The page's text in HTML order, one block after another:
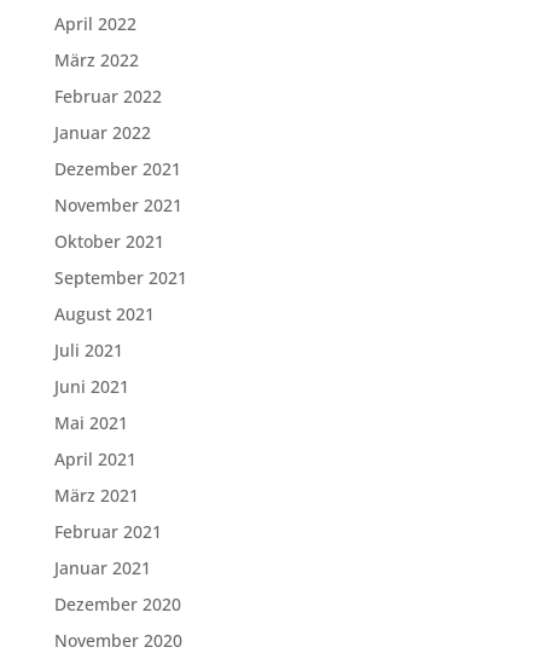
April 2022
März 2022
Februar 2022
Januar 2022
Dezember 2021
November 2021
Oktober 2021
September 2021
August 2021
Juli 2021
Juni 2021
Mai 2021
April 2021
März 2021
Februar 2021
Januar 2021
Dezember 2020
November 2020